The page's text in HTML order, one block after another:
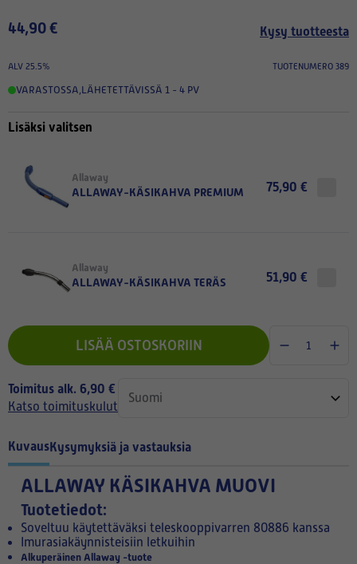
44,90 € Kysy tuotteesta
ALV 25.5% TUOTENUMERO 389
VARASTOSSA LÄHETETTÄVISSÄ 1 - 4 PV
Lisäksi valitsen
Allaway
ALLAWAY-KÄSIKAHVA PREMIUM 75,90 €
Allaway
ALLAWAY-KÄSIKAHVA TERÄS 51,90 €
LISÄÄ OSTOSKORIIN
Toimitus alk. 6,90 €
Katso toimituskulut
KuvausKysymyksiä ja vastauksia
ALLAWAY KÄSIKAHVA MUOVI
Tuotetiedot:
Soveltuu käytettäväksi teleskooppivarren 80886 kanssa
Imurasiakäynnisteisiin letkuihin
Alkuperäinen Allaway -tuote